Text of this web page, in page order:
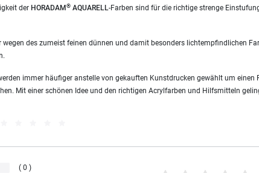
der HORADAM ® AQUARELL-Farben sind für die richtige strenge
wegen des zumeist feinen dünnen und damit besonders lichtempfindlichen
immer häufiger anstelle von gekauften Kunstdrucken gewählt um einen
Mit einer schönen Idee und den richtigen Acrylfarben und Hilfsmitteln
0